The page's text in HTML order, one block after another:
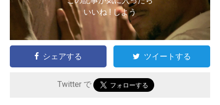
いいね ! しよう
シェアする ツイートする
Twitter で